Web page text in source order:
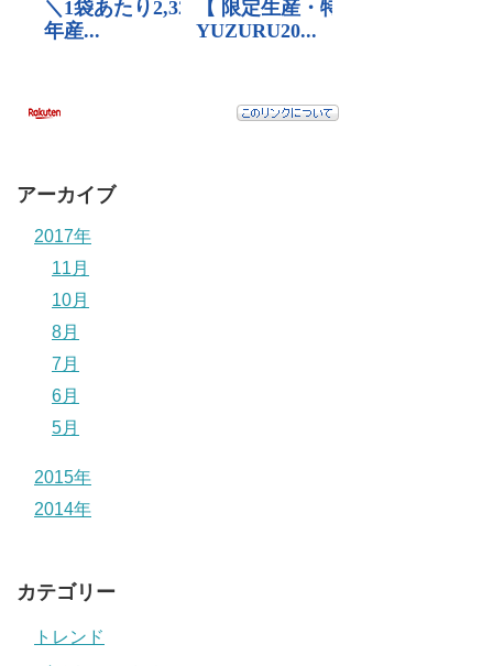
アーカイブ
2017年
11月
10月
8月
7月
6月
5月
2015年
2014年
カテゴリー
トレンド